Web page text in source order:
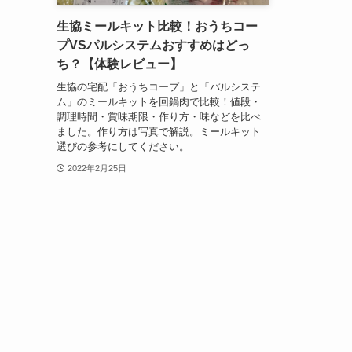
生協ミールキット比較！おうちコー
プVSパルシステムおすすめはどっ
ち？【体験レビュー】
生協の宅配「おうちコープ」と「パルシステ
ム」のミールキットを回鍋肉で比較！値段・
調理時間・賞味期限・作り方・味などを比べ
ました。作り方は写真で解説。ミールキット
選びの参考にしてください。
2022年2月25日